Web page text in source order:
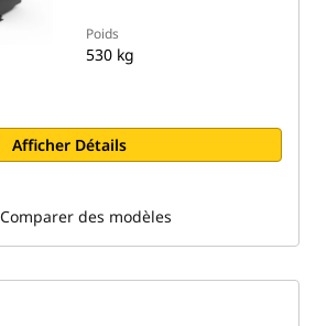
Poids
530 kg
Afficher Détails
Comparer des modèles